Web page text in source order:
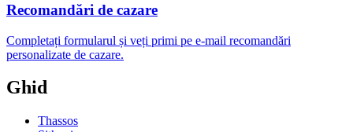
Recomandări de cazare
Completați formularul și veți primi pe e-mail recomandări
personalizate de cazare.
Ghid
Thassos